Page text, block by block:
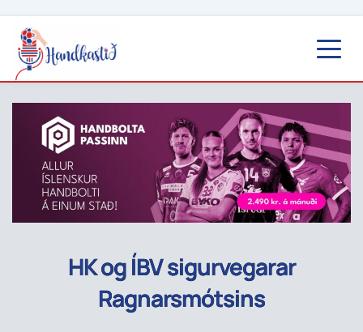
HK og ÍBV sigurvegarar
Ragnarsmótsins